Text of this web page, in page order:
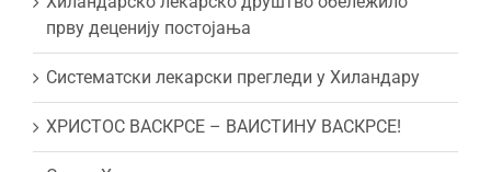
прву деценију постојања
Систематски лекарски прегледи у Хиландару
ХРИСТОС ВАСКРСЕ – ВАИСТИНУ ВАСКРСЕ!